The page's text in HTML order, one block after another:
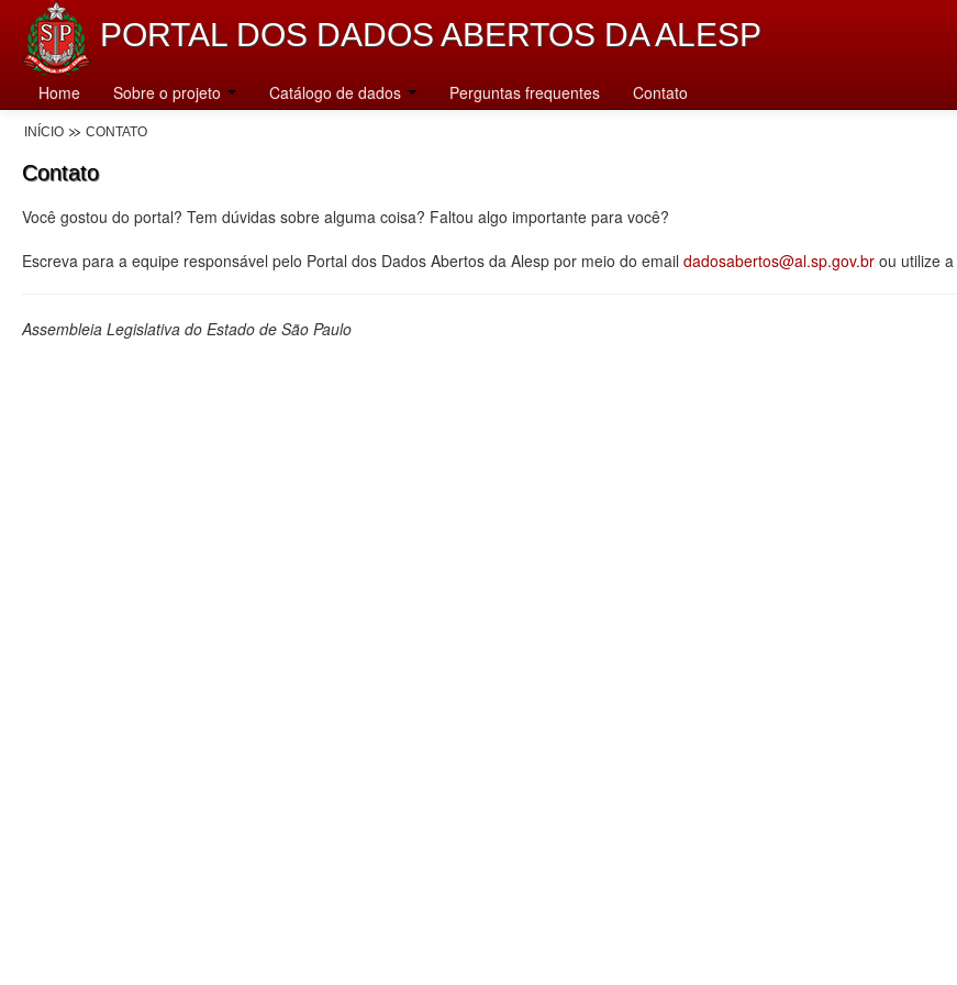
PORTAL DOS DADOS ABERTOS DA ALESP
Home Sobre o projeto Catálogo de dados Perguntas frequentes Contato
INÍCIO CONTATO
Contato
Você gostou do portal? Tem dúvidas sobre alguma coisa? Faltou algo importante para você?
Escreva para a equipe responsável pelo Portal dos Dados Abertos da Alesp por meio do email dadosabertos@al.sp.gov.br ou utilize a
Assembleia Legislativa do Estado de São Paulo